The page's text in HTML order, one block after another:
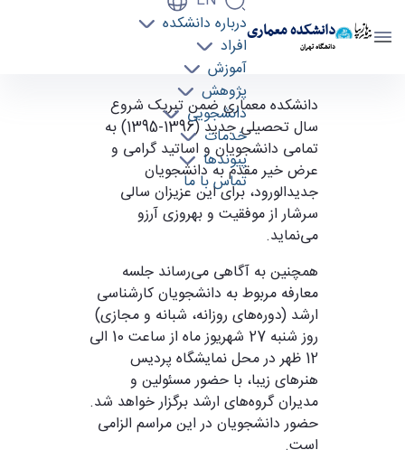
دانشکده معماری
دانشگاه تهران
درباره دانشکده
افراد
آموزش
پژوهش
دانشجویی
خدمات
پیوندها
تماس با ما
آغاز سال تحصیلی جدید - دانشکده معماری arch
دانشکده معماری ضمن تبریک شروع
سال تحصیلی جدید (1396-1395) به
تمامی دانشجویان و اساتید گرامی و
عرض خیر مقدم به دانشجویان
جدید‌الورود، برای این عزیزان سالی
سرشار از موفقیت و بهروزی آرزو
می‌نماید.
همچنین به آگاهی می‌رساند جلسه
معارفه مربوط به دانشجویان کارشناسی
ارشد (دوره‌های روزانه، شبانه و مجازی)
روز شنبه 27 شهریوز ماه از ساعت 10 الی
12 ظهر در محل نمایشگاه پردیس
هنرهای زیبا، با حضور مسئولین و
مدیران گروه‌های ارشد برگزار خواهد شد.
حضور دانشجویان در این مراسم الزامی
است.